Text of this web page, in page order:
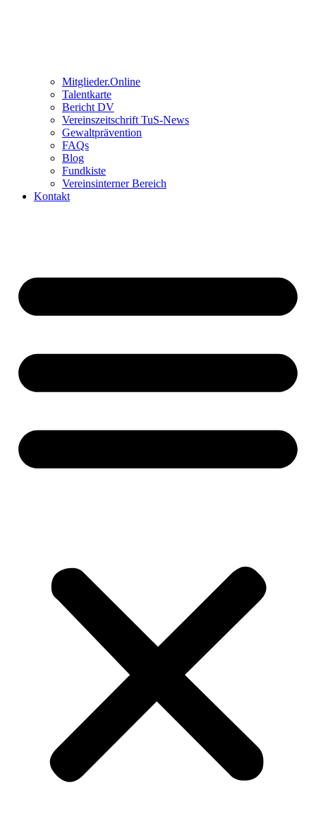
Mitglieder.Online
Talentkarte
Bericht DV
Vereinszeitschrift TuS-News
Gewaltprävention
FAQs
Blog
Fundkiste
Vereinsinterner Bereich
Kontakt